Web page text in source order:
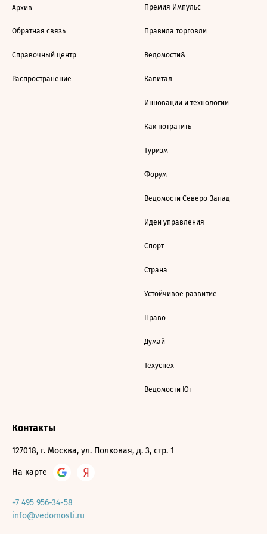
Архив
Обратная связь
Справочный центр
Распространение
Премия Импульс
Правила торговли
Ведомости&
Капитал
Инновации и технологии
Как потратить
Туризм
Форум
Ведомости Северо-Запад
Идеи управления
Спорт
Страна
Устойчивое развитие
Право
Думай
Техуспех
Ведомости Юг
Контакты
127018, г. Москва, ул. Полковая, д. 3, стр. 1
На карте
+7 495 956-34-58
info@vedomosti.ru